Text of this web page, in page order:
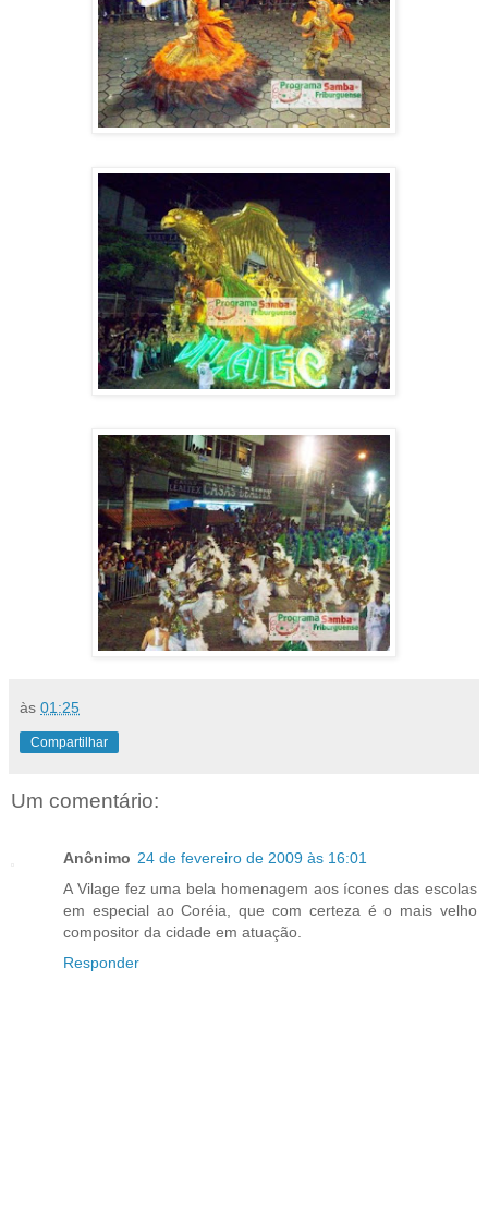
às 01:25
Compartilhar
Um comentário:
Anônimo 24 de fevereiro de 2009 às 16:01
A Vilage fez uma bela homenagem aos ícones das escolas
em especial ao Coréia, que com certeza é o mais velho
compositor da cidade em atuação.
Responder